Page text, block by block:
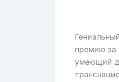
премию за
умеющий